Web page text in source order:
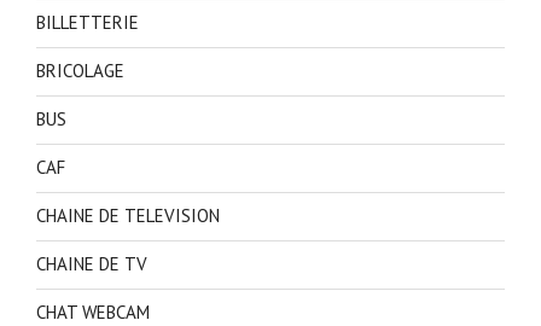
BILLETTERIE
BRICOLAGE
BUS
CAF
CHAINE DE TELEVISION
CHAINE DE TV
CHAT WEBCAM